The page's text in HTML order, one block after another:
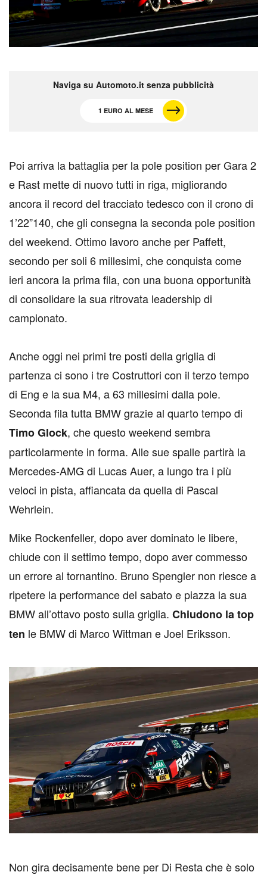
Naviga su Automoto.it senza pubblicità
1 EURO AL MESE
Poi arriva la battaglia per la pole position per Gara 2
e Rast mette di nuovo tutti in riga, migliorando
ancora il record del tracciato tedesco con il crono di
1’22”140, che gli consegna la seconda pole position
del weekend. Ottimo lavoro anche per Paffett,
secondo per soli 6 millesimi, che conquista come
ieri ancora la prima fila, con una buona opportunità
di consolidare la sua ritrovata leadership di
campionato.
Anche oggi nei primi tre posti della griglia di
partenza ci sono i tre Costruttori con il terzo tempo
di Eng e la sua M4, a 63 millesimi dalla pole.
Seconda fila tutta BMW grazie al quarto tempo di
Timo Glock, che questo weekend sembra
particolarmente in forma. Alle sue spalle partirà la
Mercedes-AMG di Lucas Auer, a lungo tra i più
veloci in pista, affiancata da quella di Pascal
Wehrlein.
Mike Rockenfeller, dopo aver dominato le libere,
chiude con il settimo tempo, dopo aver commesso
un errore al tornantino. Bruno Spengler non riesce a
ripetere la performance del sabato e piazza la sua
BMW all’ottavo posto sulla griglia. Chiudono la top
ten le BMW di Marco Wittman e Joel Eriksson.
Non gira decisamente bene per Di Resta che è solo